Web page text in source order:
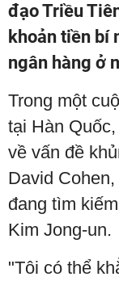
đạo Triều
khoản tiền bí
ngân hàng ở
Trong một
tại Hàn
về vấn đề
David
đang tìm
Kim Jong-un.
"Tôi có thể